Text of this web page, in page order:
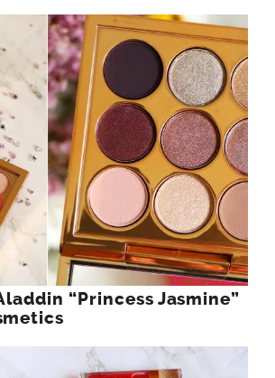
“Princess Jasmine”